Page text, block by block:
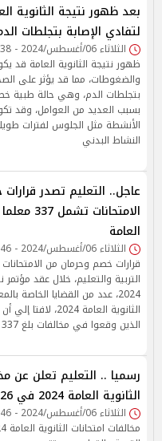
لتفادي الإصابة بتجلطات
الثلاثاء 06/أغسطس/2024 - 05:38 م
ظهور نتيجة الثانوية العامة قد
والضغوطات، مما قد يؤثر على
بتجلطات الدم، وهي حالة طبية
بسبب العديد من العوامل، وقد
الأنشطة مثل الجلوس لفترات
النشاط البدني
عاجل.. التعليم تصدر
العامة
الثلاثاء 06/أغسطس/2024 - 02:46 م
قرارات خصم وحرمان من
التربية والتعليم، خلال عقد مؤتمر
2024، عدد من القضايا الخاصة
الثانوية العامة
الذين وقعوا في مخالفات بلغ 337 معلما.
رسميا .. التعليم تعلن عن
الثانوية العامة 2024 في 26 محافظة
الثلاثاء 06/أغسطس/2024 - 01:46 م